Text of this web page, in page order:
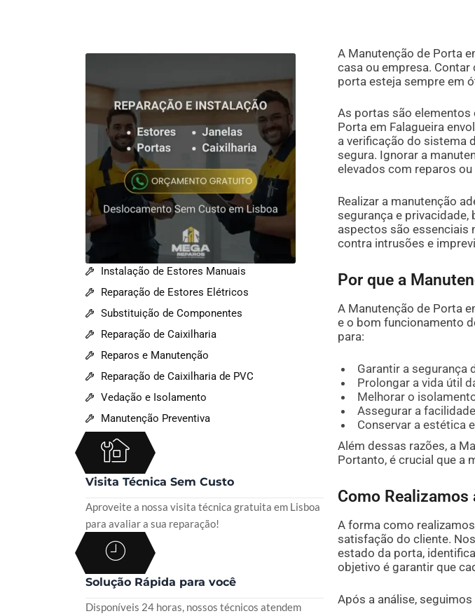
Instalação de Estores Manuais
Reparação de Estores Elétricos
Substituição de Componentes
Reparação de Caixilharia
Reparos e Manutenção
Reparação de Caixilharia de PVC
Vedação e Isolamento
Manutenção Preventiva
Visita Técnica Sem Custo
Aproveite a nossa visita técnica gratuita em Lisboa
para avaliar a sua reparação!
Solução Rápida para você
Disponíveis 24 horas, nossos técnicos atendem
A Manutenção de Porta
casa ou empresa.
porta esteja sempre em
As portas são elementos
Porta em Falagueira
a verificação do sistema
segura. Ignorar a
elevados com reparos
Realizar a manutenção
segurança e
aspectos são essenciais
contra intrusões e
Por que a
A Manutenção de Porta
e o bom funcionamento
para:
Garantir a segurança
Prolongar a vida útil
Melhorar o
Assegurar a
Conservar a estética
Além dessas razões, a
Portanto, é crucial que a
Como
A forma como
satisfação do cliente.
estado da porta,
objetivo é garantir que
Após a análise,